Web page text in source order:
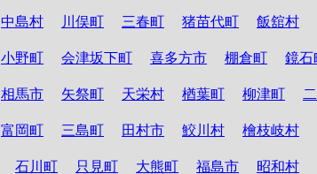
中島村 川俣町 三春町 猪苗代町 飯舘村
小野町 会津坂下町 喜多方市 棚倉町 鏡石
相馬市 矢祭町 天栄村 楢葉町 柳津町
富岡町 三島町 田村市 鮫川村 檜枝岐村
石川町 只見町 大熊町 福島市 昭和村